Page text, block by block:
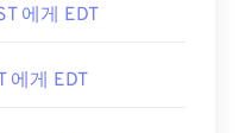
에게 EDT
에게 EDT